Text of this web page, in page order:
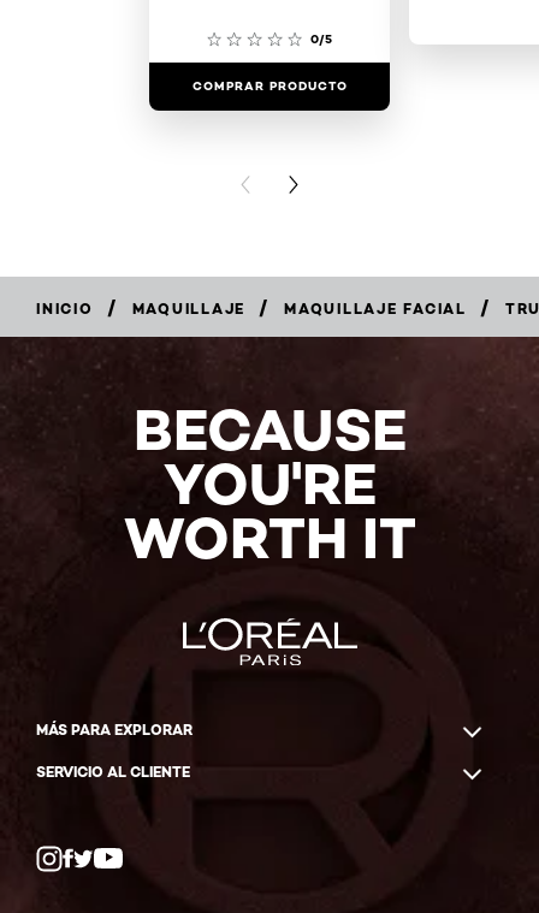
0/5
COMPRAR PRODUCTO
PREVIOUS CARD
NEXT CARD
INICIO / MAQUILLAJE / MAQUILLAJE FACIAL /
AHORA
BECAUSE
YOU'RE
WORTH IT
MÁS PARA EXPLORAR
SERVICIO AL CLIENTE
Facebook
YouTube